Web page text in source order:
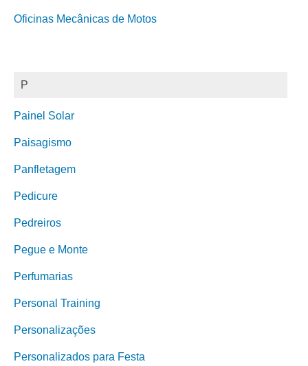
Oficinas Mecânicas de Motos
P
Painel Solar
Paisagismo
Panfletagem
Pedicure
Pedreiros
Pegue e Monte
Perfumarias
Personal Training
Personalizações
Personalizados para Festa